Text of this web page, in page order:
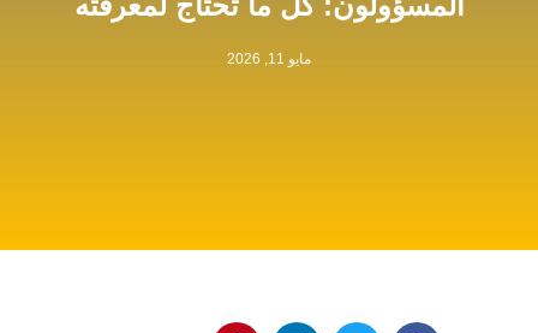
مايو 11, 2026